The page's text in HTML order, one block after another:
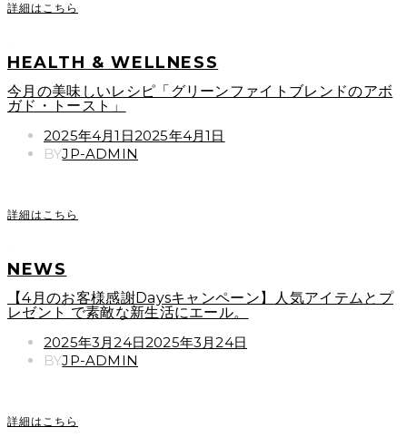
詳細はこちら
HEALTH & WELLNESS
今月の美味しいレシピ「グリーンファイトブレンドのアボ
ガド・トースト」
POSTED
ON
2025年4月1日2025年4月1日
BYJP-ADMIN
詳細はこちら
NEWS
【4月のお客様感謝Daysキャンペーン】人気アイテムとプ
レゼント で素敵な新生活にエール。
POSTED
ON
2025年3月24日2025年3月24日
BYJP-ADMIN
詳細はこちら